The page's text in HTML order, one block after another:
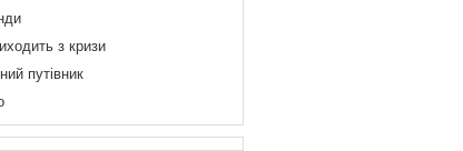
з кризи
путівник